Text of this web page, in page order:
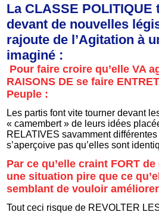
La CLASSE POLITIQUE
devant de nouvelles
rajoute de l’Agitation à
imaginé :
Pour faire croire qu’elle VA
RAISONS DE se faire
Peuple :
Les partis font vite tourner devant
« camembert » de leurs idées
RELATIVES savamment
s’aperçoive pas qu’elles sont
Par ce qu’elle craint FORT
une situation pire que ce
semblant de vouloir améliorer
Tout ceci risque de REVOLTER